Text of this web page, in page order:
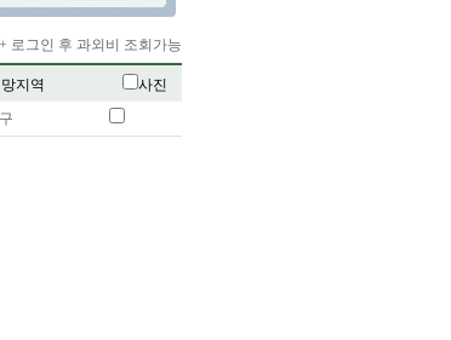
+ 로그인 후 과외비 조회가능
지역
사진